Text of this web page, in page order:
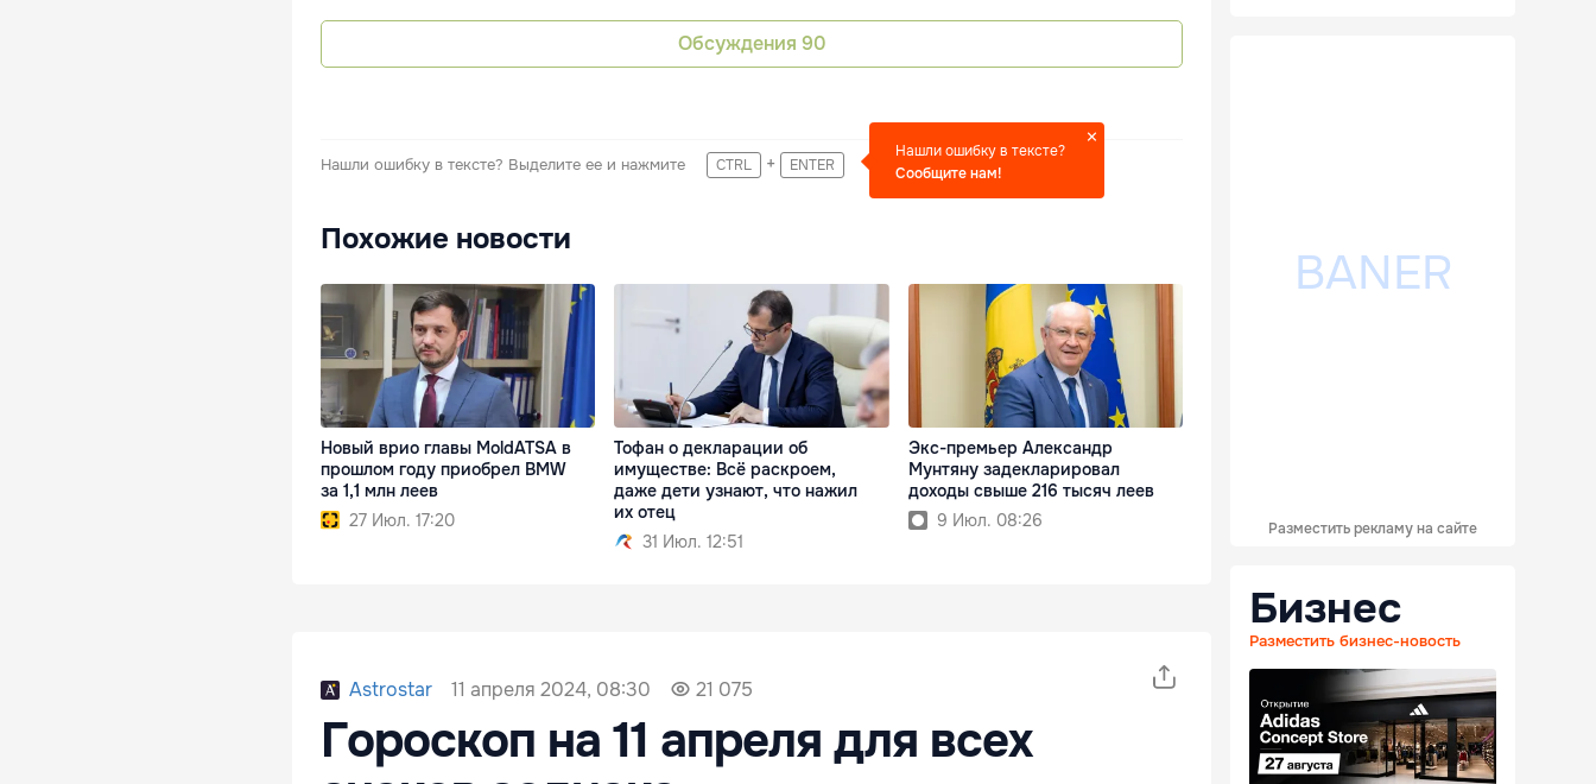
Обсуждения 90
Нашли ошибку в тексте? Выделите ее и нажмите CTRL + ENTER
Нашли ошибку в тексте?
Сообщите нам!
Похожие новости
Новый врио главы MoldATSA в
прошлом году приобрел BMW
за 1,1 млн леев
27 Июл. 17:20
Тофан о декларации об
имуществе: Всё раскроем,
даже дети узнают, что нажил
их отец
31 Июл. 12:51
Экс-премьер Александр
Мунтяну задекларировал
доходы свыше 216 тысяч леев
9 Июл. 08:26
Astrostar 11 апреля 2024, 08:30 21 075
Гороскоп на 11 апреля для всех
Разместить рекламу на сайте
Бизнес
Разместить бизнес-новость